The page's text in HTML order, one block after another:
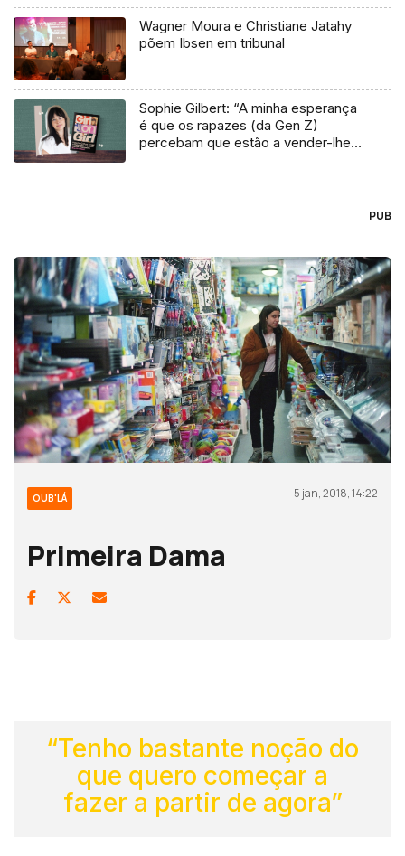
Wagner Moura e Christiane Jatahy
põem Ibsen em tribunal
Sophie Gilbert: “A minha esperança
é que os rapazes (da Gen Z)
percebam que estão a vender-lhes
PUB
OUB'LÁ 5 jan, 2018, 14:22
Primeira Dama
“Tenho bastante noção do
que quero começar a
fazer a partir de agora”